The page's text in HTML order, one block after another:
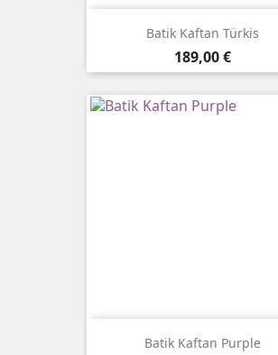
Batik Kaftan Türkis
Preis
189,00 €
Batik Kaftan Purple